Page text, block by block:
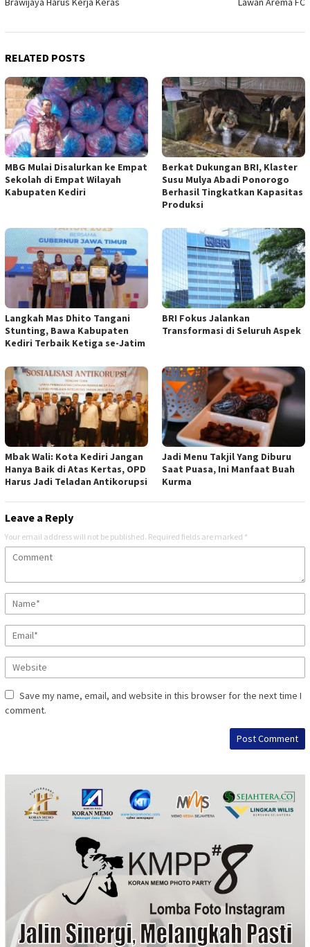
RELATED POSTS
MBG Mulai Disalurkan ke Empat
Sekolah di Empat Wilayah
Kabupaten Kediri
Berkat Dukungan BRI, Klaster
Susu Mulya Abadi Ponorogo
Berhasil Tingkatkan Kapasitas
Produksi
Langkah Mas Dhito Tangani
Stunting, Bawa Kabupaten
Kediri Terbaik Ketiga se-Jatim
BRI Fokus Jalankan
Transformasi di Seluruh Aspek
Mbak Wali: Kota Kediri Jangan
Hanya Baik di Atas Kertas, OPD
Harus Jadi Teladan Antikorupsi
Jadi Menu Takjil Yang Diburu
Saat Puasa, Ini Manfaat Buah
Kurma
Leave a Reply
Your email address will not be published. Required fields are marked *
Save my name, email, and website in this browser for the next time I
comment.